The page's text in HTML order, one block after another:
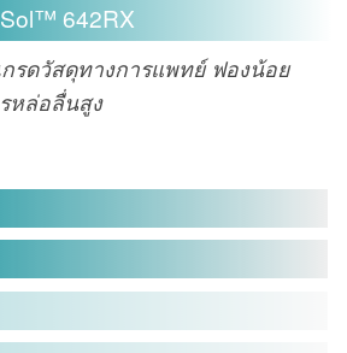
642RX
รดวัสดุทางการแพทย์ ฟองน้อย
หล่อลื่นสูง